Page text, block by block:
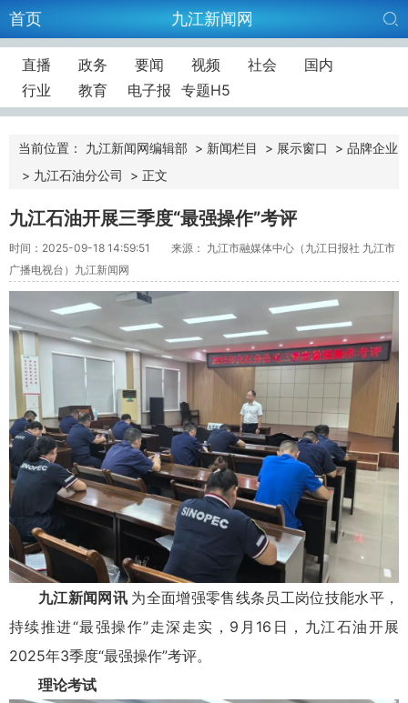
首页 九江新闻网
直播 政务 要闻 视频 社会
国内
行业
教育 电子报 专题H5
当前位置： 九江新闻网编辑部 > 新闻栏目 > 展示窗口 > 品牌企业
> 九江石油分公司 > 正文
九江石油开展三季度“最强操作”考评
时间：2025-09-18 14:59:51
来源： 九江市融媒体中心（九江日报社 九江市
广播电视台）九江新闻网
九江新闻网讯 为全面增强零售线条员工岗位技能水平，
持续推进“最强操作”走深走实，9月16日，九江石油开展
2025年3季度“最强操作”考评。
理论考试